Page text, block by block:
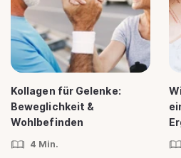
Kollagen für Gelenke:
Beweglichkeit &
Wohlbefinden
4 Min.